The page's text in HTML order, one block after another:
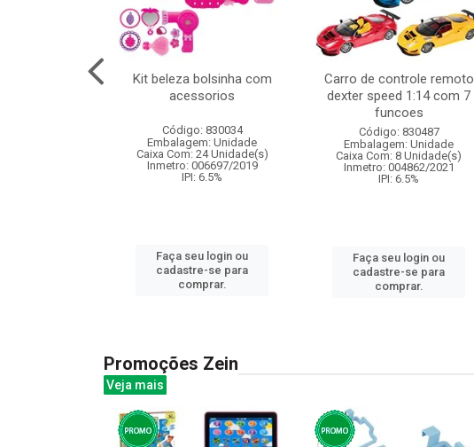
Kit beleza bolsinha com
acessorios
Código: 830034
Embalagem: Unidade
Caixa Com: 24 Unidade(s)
Inmetro: 006697/2019
IPI: 6.5%
Faça seu login ou
cadastre-se para
comprar.
Carro de controle remoto
dexter speed 1:14 com 7
funcoes
Código: 830487
Embalagem: Unidade
Caixa Com: 8 Unidade(s)
Inmetro: 004862/2021
IPI: 6.5%
Faça seu login ou
cadastre-se para
comprar.
Promoções Zein
Veja mais